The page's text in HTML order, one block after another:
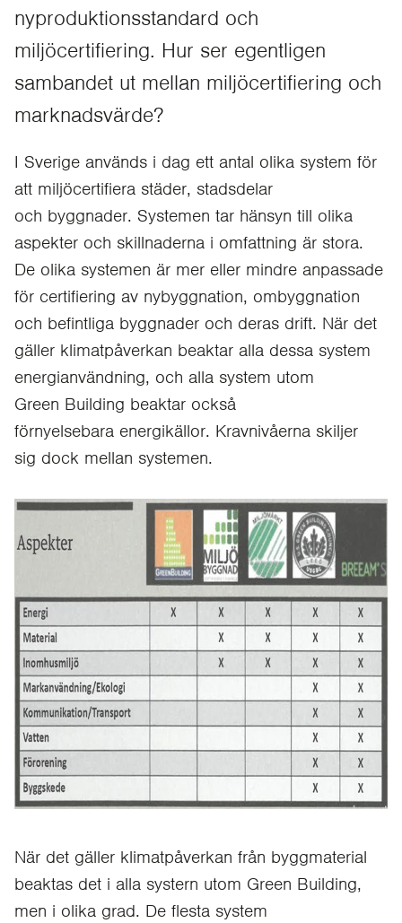
nyproduktionsstandard och
miljöcertifiering. Hur ser egentligen
sambandet ut mellan miljöcertifiering och
marknadsvärde?
I Sverige används i dag ett antal olika system för
att miljöcertifiera städer, stadsdelar
och byggnader. Systemen tar hänsyn till olika
aspekter och skillnaderna i omfattning är stora.
De olika systemen är mer eller mindre anpassade
för certifiering av nybyggnation, ombyggnation
och befintliga byggnader och deras drift. När det
gäller klimatpåverkan beaktar alla dessa system
energianvändning, och alla system utom
Green Building beaktar också
förnyelsebara energikällor. Kravnivåerna skiljer
sig dock mellan systemen.
När det gäller klimatpåverkan från byggmaterial
beaktas det i alla systern utom Green Building,
men i olika grad. De flesta system